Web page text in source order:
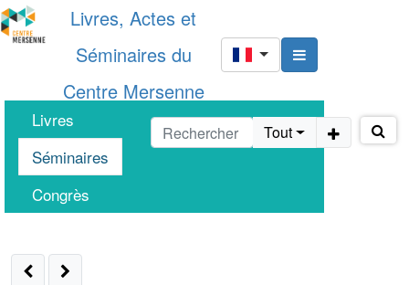
Livres, Actes et
Séminaires du
Centre Mersenne
Livres
Séminaires
Congrès
Tout